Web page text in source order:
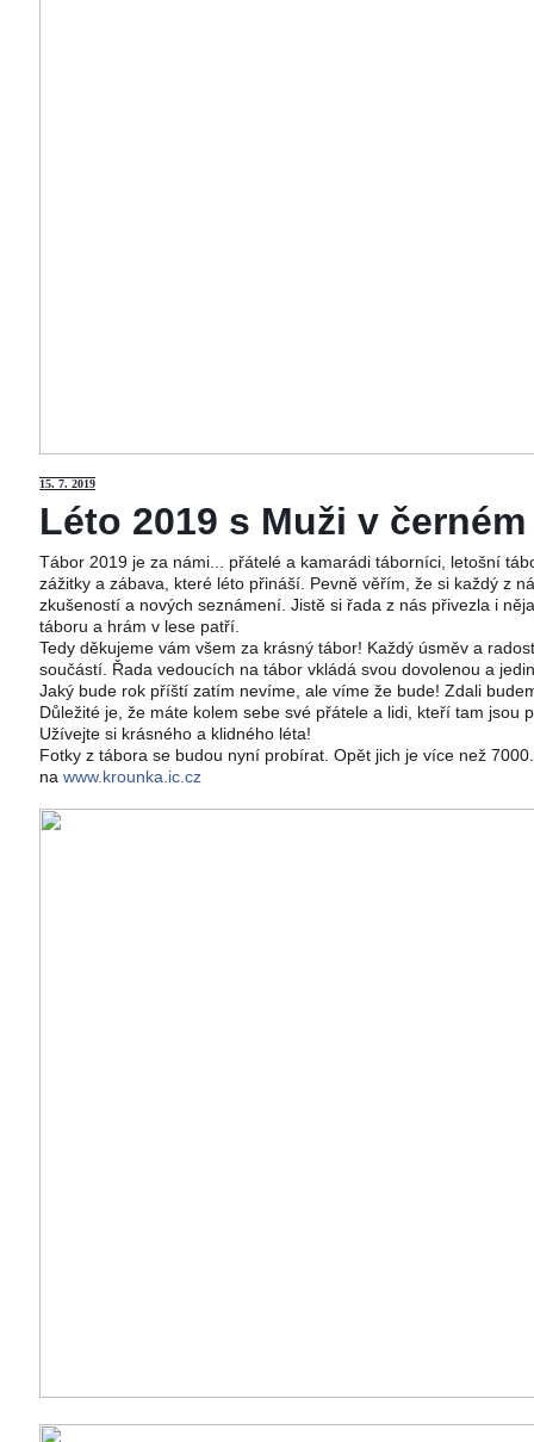
15. 7. 2019
Léto 2019 s Muži v
Tábor 2019 je za námi... přátelé a kamarádi táborníci, letošní
zážitky a zábava, které léto přináší. Pevně věřím, že si každý z
zkušeností a nových seznámení. Jistě si řada z nás přivezla i
táboru a hrám v lese patří.
Tedy děkujeme vám všem za krásný tábor! Každý úsměv a
součástí. Řada vedoucích na tábor vkládá svou dovolenou a
Jaký bude rok příští zatím nevíme, ale víme že bude! Zdali
Důležité je, že máte kolem sebe své přátele a lidi, kteří tam jsou
Užívejte si krásného a klidného léta!
Fotky z tábora se budou nyní probírat. Opět jich je více než
na www.krounka.ic.cz